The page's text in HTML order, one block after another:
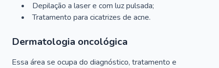
Depilação a laser e com luz pulsada;
Tratamento para cicatrizes de acne.
Dermatologia oncológica
Essa área se ocupa do diagnóstico, tratamento e